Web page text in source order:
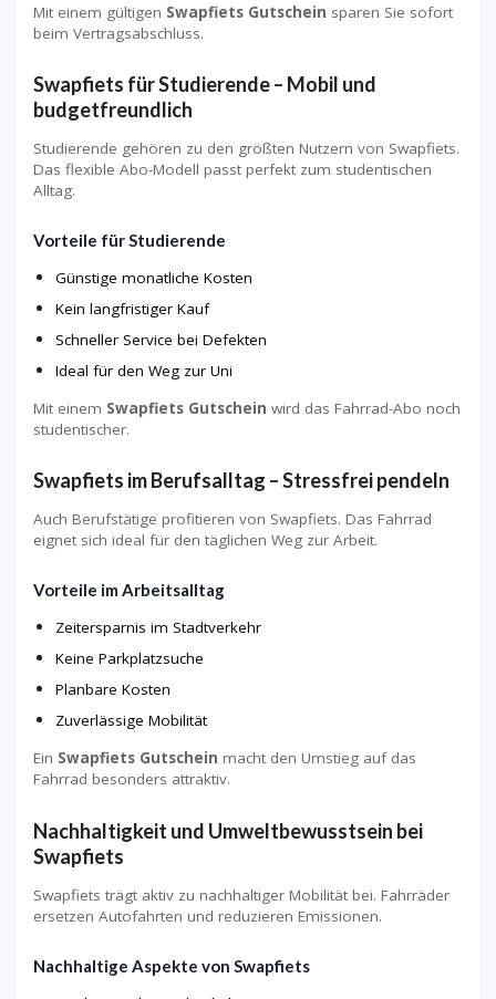
Mit einem gültigen Swapfiets Gutschein sparen Sie sofort
beim Vertragsabschluss.
Swapfiets für Studierende – Mobil und
budgetfreundlich
Studierende gehören zu den größten Nutzern von Swapfiets.
Das flexible Abo-Modell passt perfekt zum studentischen
Alltag.
Vorteile für Studierende
Günstige monatliche Kosten
Kein langfristiger Kauf
Schneller Service bei Defekten
Ideal für den Weg zur Uni
Mit einem Swapfiets Gutschein wird das Fahrrad-Abo noch
studentischer.
Swapfiets im Berufsalltag – Stressfrei pendeln
Auch Berufstätige profitieren von Swapfiets. Das Fahrrad
eignet sich ideal für den täglichen Weg zur Arbeit.
Vorteile im Arbeitsalltag
Zeitersparnis im Stadtverkehr
Keine Parkplatzsuche
Planbare Kosten
Zuverlässige Mobilität
Ein Swapfiets Gutschein macht den Umstieg auf das
Fahrrad besonders attraktiv.
Nachhaltigkeit und Umweltbewusstsein bei
Swapfiets
Swapfiets trägt aktiv zu nachhaltiger Mobilität bei. Fahrräder
ersetzen Autofahrten und reduzieren Emissionen.
Nachhaltige Aspekte von Swapfiets